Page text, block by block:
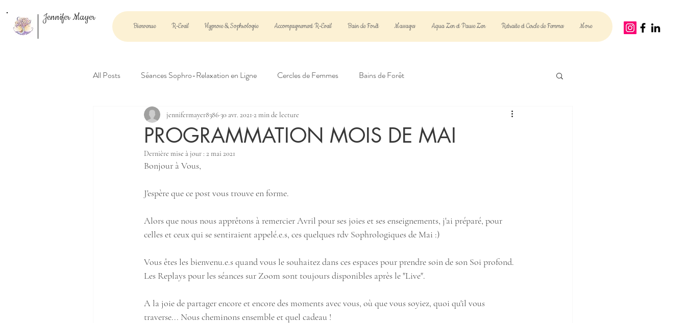
Jennifer Mayer
Bienvenue R-Eveil Hypnose & Sophrologie Accompagnement R-Eveil Bain de Forêt Massages Aqua Zen et Pause Zen Retraite et Cercle de Femmes More
All Posts Séances Sophro-Relaxation en Ligne Cercles de Femmes Bains de Forêt
PROGRAMMATION MOIS DE MAI
jennifermayer8386 30 avr. 2021 2 min de lecture
Dernière mise à jour : 2 mai 2021
Bonjour à Vous,
J'espère que ce post vous trouve en forme.
Alors que nous nous apprêtons à remercier Avril pour ses joies et ses enseignements, j'ai préparé, pour
celles et ceux qui se sentiraient appelé.e.s, ces quelques rdv Sophrologiques de Mai :)
Vous êtes les bienvenu.e.s quand vous le souhaitez dans ces espaces pour prendre soin de son Soi profond.
Les Replays pour les séances sur Zoom sont toujours disponibles après le "Live".
A la joie de partager encore et encore des moments avec vous, où que vous soyiez, quoi qu'il vous
traverse... Nous cheminons ensemble et quel cadeau !